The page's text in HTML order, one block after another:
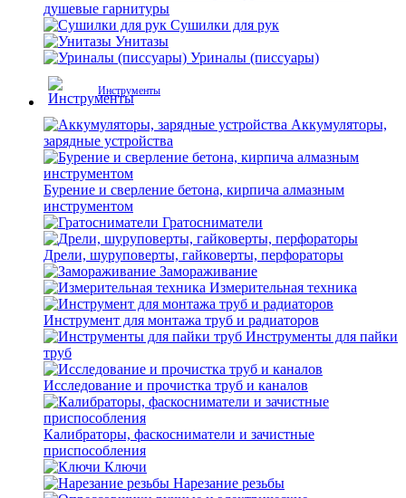
душевые гарнитуры
Сушилки для рук
Унитазы
Уриналы (писсуары)
Инструменты
Аккумуляторы,
зарядные устройства
Бурение и сверление бетона, кирпича алмазным
инструментом
Гратосниматели
Дрели, шуруповерты, гайковерты, перфораторы
Замораживание
Измерительная техника
Инструмент для монтажа труб и радиаторов
Инструменты для пайки
труб
Исследование и прочистка труб и каналов
Калибраторы, фаскосниматели и зачистные
приспособления
Ключи
Нарезание резьбы